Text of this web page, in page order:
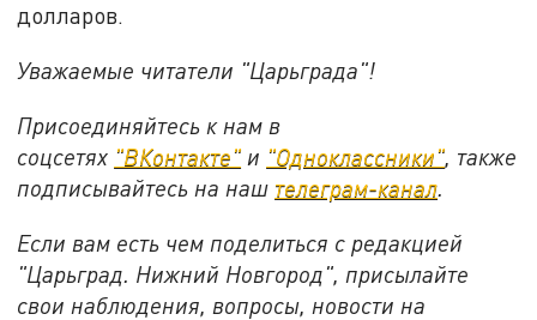
долларов.
Уважаемые читатели "Царьграда"!
Присоединяйтесь к нам в
соцсетях "ВКонтакте" и "Одноклассники", также
подписывайтесь на наш телеграм-канал.
Если вам есть чем поделиться с редакцией
"Царьград. Нижний Новгород", присылайте
свои наблюдения, вопросы, новости на